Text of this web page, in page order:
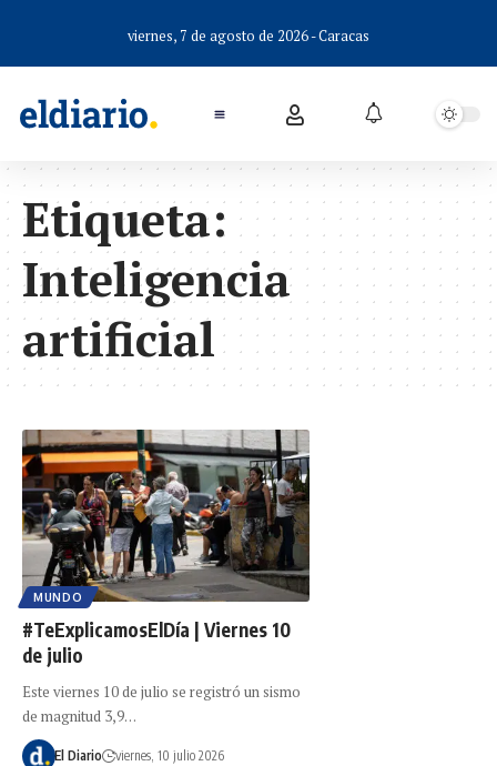
viernes, 7 de agosto de 2026 - Caracas
Etiqueta:
Inteligencia
artificial
MUNDO
#TeExplicamosElDía | Viernes 10
de julio
Este viernes 10 de julio se registró un sismo
de magnitud 3,9…
El Diario viernes, 10 julio 2026